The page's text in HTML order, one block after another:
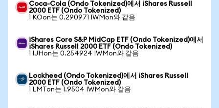
Coca-Cola (Ondo Tokenized)에서 iShares Russell
2000 ETF (Ondo Tokenized)
1 KOon는 0.290971 IWMon와 같음
iShares Core S&P MidCap ETF (Ondo Tokenized)에서
iShares Russell 2000 ETF (Ondo Tokenized)
1 IJHon는 0.254924 IWMon와 같음
Lockheed (Ondo Tokenized)에서 iShares Russell
2000 ETF (Ondo Tokenized)
1 LMTon는 1.9504 IWMon와 같음